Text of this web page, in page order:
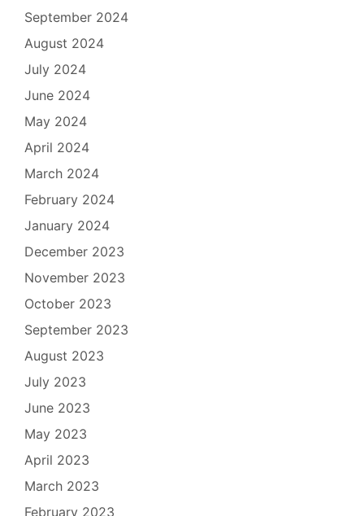
September 2024
August 2024
July 2024
June 2024
May 2024
April 2024
March 2024
February 2024
January 2024
December 2023
November 2023
October 2023
September 2023
August 2023
July 2023
June 2023
May 2023
April 2023
March 2023
February 2023